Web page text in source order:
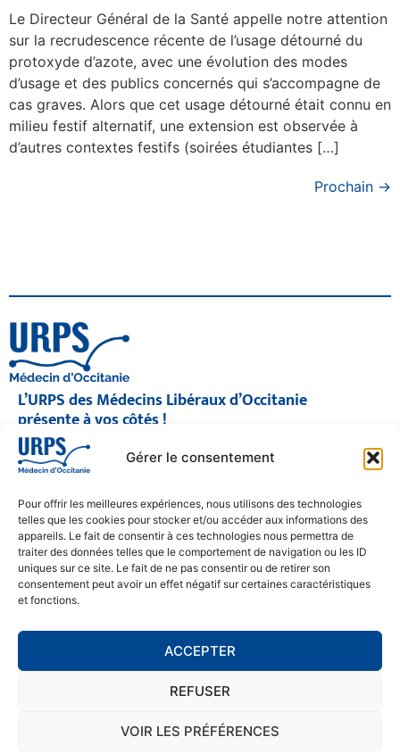
Gérer le consentement
Pour offrir les meilleures expériences, nous utilisons des technologies
telles que les cookies pour stocker et/ou accéder aux informations des
appareils. Le fait de consentir à ces technologies nous permettra de
traiter des données telles que le comportement de navigation ou les ID
uniques sur ce site. Le fait de ne pas consentir ou de retirer son
consentement peut avoir un effet négatif sur certaines caractéristiques
et fonctions.
ACCEPTER
REFUSER
VOIR LES PRÉFÉRENCES
Le Directeur Général de la Santé appelle notre attention
sur la recrudescence récente de l’usage détourné du
protoxyde d’azote, avec une évolution des modes
d’usage et des publics concernés qui s’accompagne de
cas graves. Alors que cet usage détourné était connu en
milieu festif alternatif, une extension est observée à
d’autres contextes festifs (soirées étudiantes […]
Prochain →
L’URPS des Médecins Libéraux d’Occitanie
présente à vos côtés !
© 2026 URPS médecin d'Occitanie
Siège social : 1300 Avenue Albert Einstein, 34000 Montpellier
05 61 15 80 90
Accueil : Lundi au Vendredi | 08h30 – 17h30
CONTACT
MENTIONS LÉGALES